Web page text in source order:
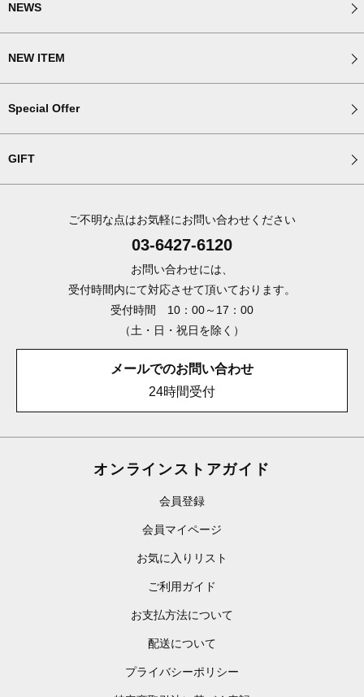
NEWS
NEW ITEM
Special Offer
GIFT
ご不明な点はお気軽にお問い合わせください
03-6427-6120
お問い合わせには、
受付時間内にて対応させて頂いております。
受付時間 10：00～17：00
（土・日・祝日を除く）
メールでのお問い合わせ
24時間受付
オンラインストアガイド
会員登録
会員マイページ
お気に入りリスト
ご利用ガイド
お支払方法について
配送について
プライバシーポリシー